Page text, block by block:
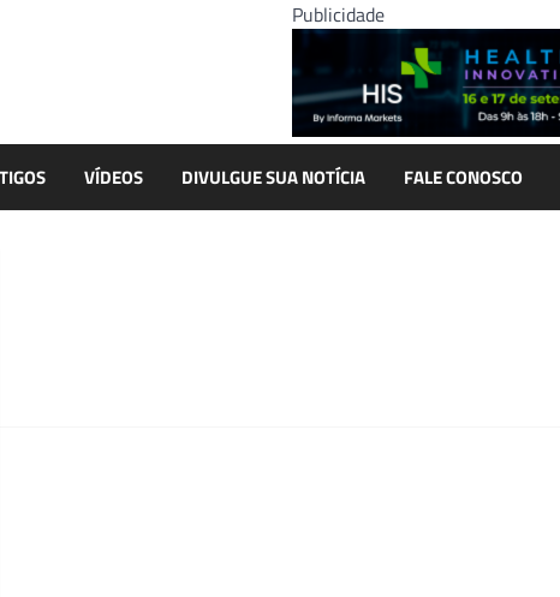
Publicidade
VÍDEOS DIVULGUE SUA NOTÍCIA FALE CONOSCO